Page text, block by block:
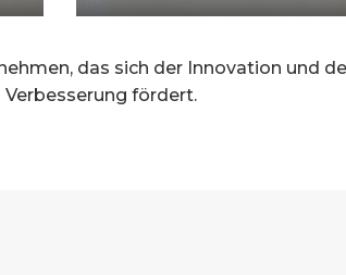
das sich der Innovation und
fördert.